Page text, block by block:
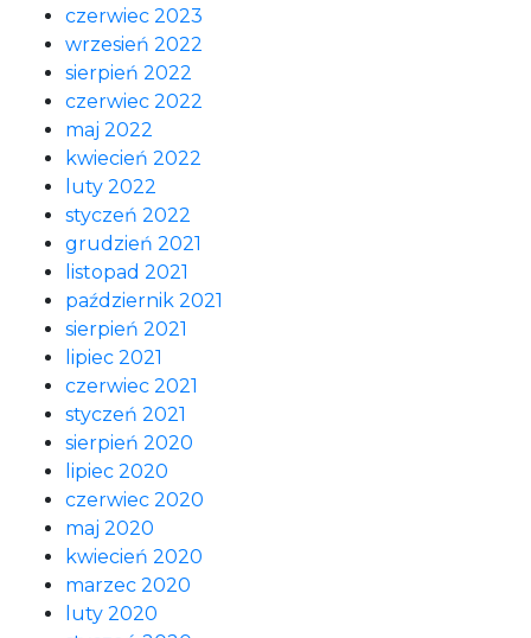
czerwiec 2023
wrzesień 2022
sierpień 2022
czerwiec 2022
maj 2022
kwiecień 2022
luty 2022
styczeń 2022
grudzień 2021
listopad 2021
październik 2021
sierpień 2021
lipiec 2021
czerwiec 2021
styczeń 2021
sierpień 2020
lipiec 2020
czerwiec 2020
maj 2020
kwiecień 2020
marzec 2020
luty 2020